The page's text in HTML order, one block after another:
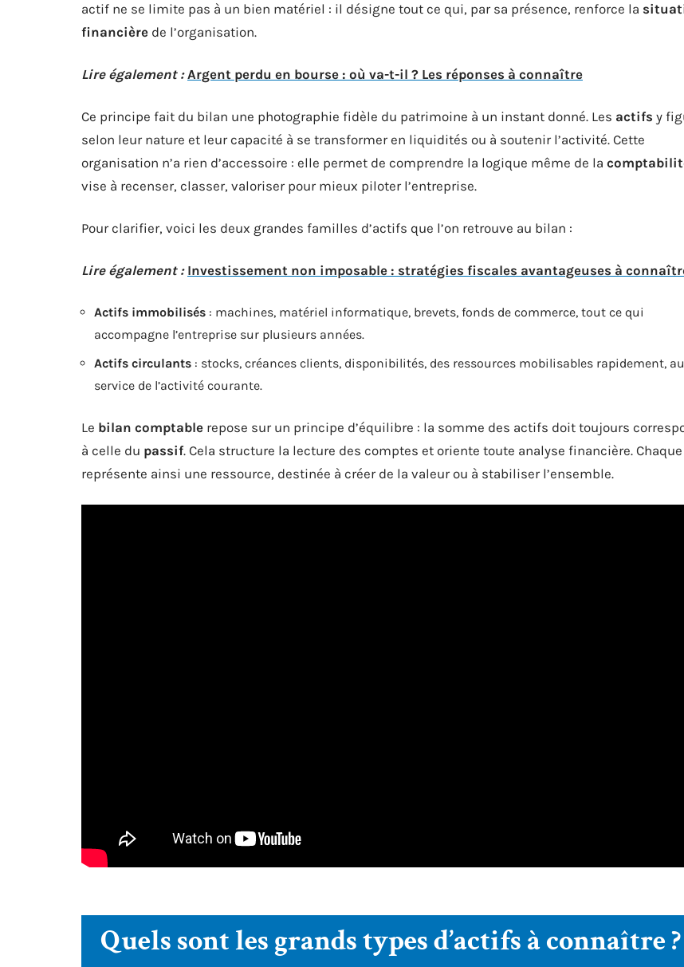
actif ne se limite pas à un bien matériel : il désigne tout ce qui, par sa présence, renforce la
financière de l’organisation.
Lire également : Argent perdu en bourse : où va-t-il ? Les réponses à connaître
Ce principe fait du bilan une photographie fidèle du patrimoine à un instant donné. Les actifs y
selon leur nature et leur capacité à se transformer en liquidités ou à soutenir l’activité. Cette
organisation n’a rien d’accessoire : elle permet de comprendre la logique même de la
vise à recenser, classer, valoriser pour mieux piloter l’entreprise.
Pour clarifier, voici les deux grandes familles d’actifs que l’on retrouve au bilan :
Lire également : Investissement non imposable : stratégies fiscales avantageuses à
Actifs immobilisés : machines, matériel informatique, brevets, fonds de commerce, tout ce qui
accompagne l’entreprise sur plusieurs années.
Actifs circulants : stocks, créances clients, disponibilités, des ressources mobilisables rapidement, au
service de l’activité courante.
Le bilan comptable repose sur un principe d’équilibre : la somme des actifs doit toujours
à celle du passif. Cela structure la lecture des comptes et oriente toute analyse financière.
représente ainsi une ressource, destinée à créer de la valeur ou à stabiliser l’ensemble.
Quels sont les grands types d’actifs à connaître ?